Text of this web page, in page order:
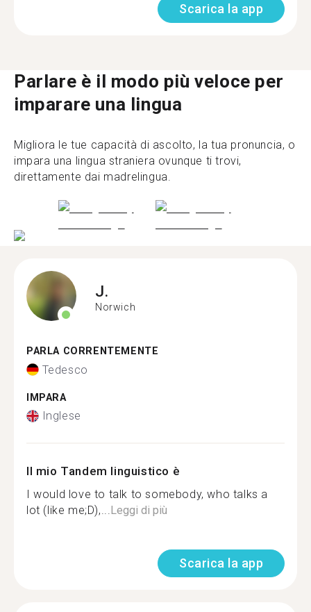
Scarica la app
Parlare è il modo più veloce per
imparare una lingua
Migliora le tue capacità di ascolto, la tua pronuncia, o
impara una lingua straniera ovunque ti trovi,
direttamente dai madrelingua.
J.
Norwich
PARLA CORRENTEMENTE
Tedesco
IMPARA
Inglese
Il mio Tandem linguistico è
I would love to talk to somebody, who talks a
lot (like me;D),...Leggi di più
Scarica la app